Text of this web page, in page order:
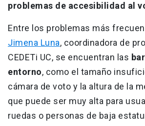
problemas de accesibilidad al
Entre los problemas más
Jimena Luna, coordinadora de
CEDETi UC, se encuentran las
entorno, como el tamaño
cámara de voto y la altura de la
que puede ser muy alta para
ruedas o personas de baja